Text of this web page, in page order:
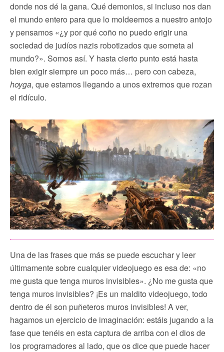
donde nos dé la gana. Qué demonios, si incluso nos dan
el mundo entero para que lo moldeemos a nuestro antojo
y pensamos «¿y por qué coño no puedo erigir una
sociedad de judíos nazis robotizados que someta al
mundo?». Somos así. Y hasta cierto punto está hasta
bien exigir siempre un poco más… pero con cabeza,
hoyga, que estamos llegando a unos extremos que rozan
el ridículo.
Una de las frases que más se puede escuchar y leer
últimamente sobre cualquier videojuego es esa de: «no
me gusta que tenga muros invisibles». ¿No me gusta que
tenga muros invisibles? ¡Es un maldito videojuego, todo
dentro de él son puñeteros muros invisibles! A ver,
hagamos un ejercicio de imaginación: estáis jugando a la
fase que tenéis en esta captura de arriba con el dios de
los programadores al lado, que os dice que puede hacer